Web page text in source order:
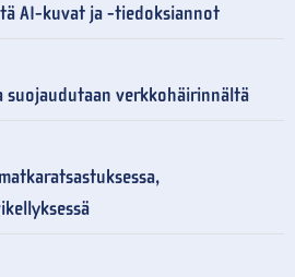
AI-kuvat ja -tiedoksiannot
suojaudutaan verkkohäirinnältä